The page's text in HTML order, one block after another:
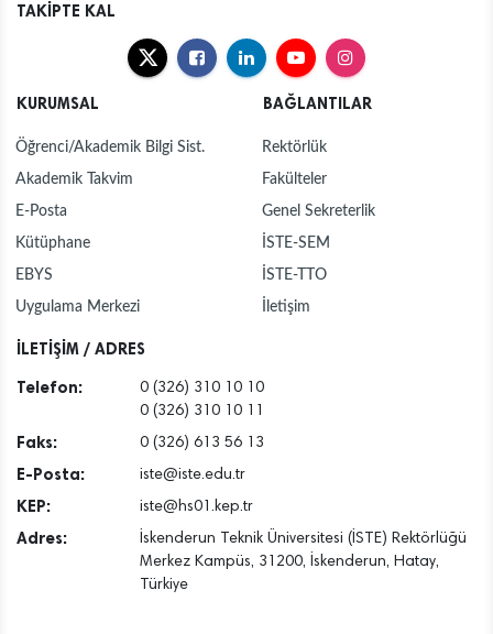
TAKİPTE KAL
KURUMSAL
Öğrenci/Akademik Bilgi Sist.
Akademik Takvim
E-Posta
Kütüphane
EBYS
Uygulama Merkezi
BAĞLANTILAR
Rektörlük
Fakülteler
Genel Sekreterlik
İSTE-SEM
İSTE-TTO
İletişim
İLETİŞİM / ADRES
Telefon:
0 (326) 310 10 10
0 (326) 310 10 11
Faks: 0 (326) 613 56 13
E-Posta: iste@iste.edu.tr
KEP: iste@hs01.kep.tr
Adres:
İskenderun Teknik Üniversitesi (İSTE) Rektörlüğü
Merkez Kampüs, 31200, İskenderun, Hatay,
Türkiye